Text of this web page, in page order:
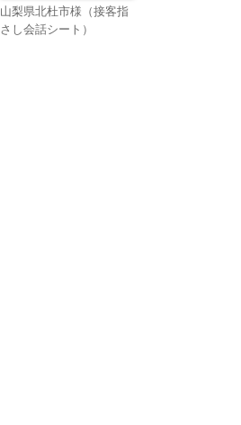
山梨県北杜市様（接客指
さし会話シート）